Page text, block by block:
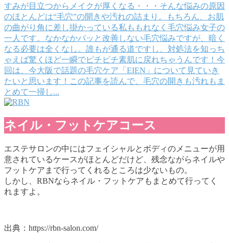
すみが目立つからメイクが厚くなる・・・そんな悩みの原因
のほとんどは“毛穴”の開きや汚れの詰まり。もちろん、お肌
の曲がり角に差し掛かっている私ももれなく毛穴悩み女子の
一人です。なかなかパッと改善しない毛穴悩みですが、暗く
なる必要は全くなし。誰もが通る道ですし、対処法を知っち
ゃえば驚くほど一瞬でピチピチ素肌に戻れちゃうんです！今
回は、今大阪で話題の毛穴ケア「EIEN」について見ていき
たいと思います！この記事を読んで、毛穴の開きも汚れもま
とめて一掃し...
ネイル・フットケアコース
エステサロンの中にはフェイシャルとボディのメニューが用
意されているケースがほとんどだけど、残念ながらネイルや
フットケアまで行ってくれるところは少ないもの。
しかし、RBNならネイル・フットケアもまとめて行ってく
れますよ。
出典：https://rbn-salon.com/